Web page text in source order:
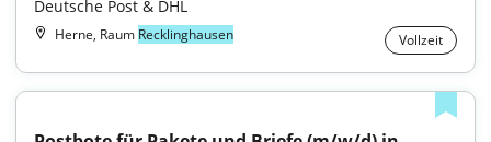
Deutsche Post & DHL
Herne, Raum Recklinghausen Vollzeit